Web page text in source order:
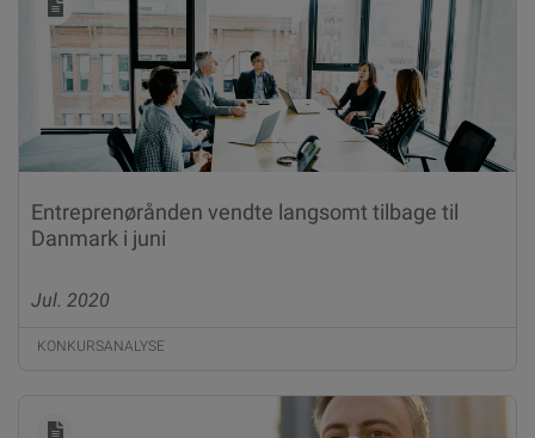
Entreprenørånden vendte langsomt tilbage til
Danmark i juni
Jul. 2020
KONKURSANALYSE